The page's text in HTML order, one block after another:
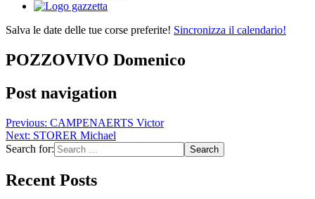
Salva le date delle tue corse preferite! Sincronizza il calendario!
POZZOVIVO Domenico
Post navigation
Previous: CAMPENAERTS Victor
Next: STORER Michael
Search for:
Recent Posts